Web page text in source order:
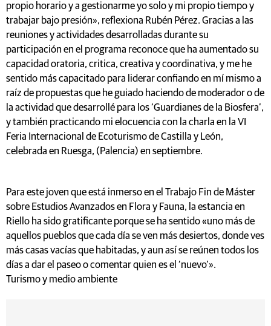
propio horario y a gestionarme yo solo y mi propio tiempo y
trabajar bajo presión», reflexiona Rubén Pérez. Gracias a las
reuniones y actividades desarrolladas durante su
participación en el programa reconoce que ha aumentado su
capacidad oratoria, critica, creativa y coordinativa, y me he
sentido más capacitado para liderar confiando en mí mismo a
raíz de propuestas que he guiado haciendo de moderador o de
la actividad que desarrollé para los ‘Guardianes de la Biosfera’,
y también practicando mi elocuencia con la charla en la VI
Feria Internacional de Ecoturismo de Castilla y León,
celebrada en Ruesga, (Palencia) en septiembre.
Para este joven que está inmerso en el Trabajo Fin de Máster
sobre Estudios Avanzados en Flora y Fauna, la estancia en
Riello ha sido gratificante porque se ha sentido «uno más de
aquellos pueblos que cada día se ven más desiertos, donde ves
más casas vacías que habitadas, y aun así se reúnen todos los
días a dar el paseo o comentar quien es el ‘nuevo’».
Turismo y medio ambiente